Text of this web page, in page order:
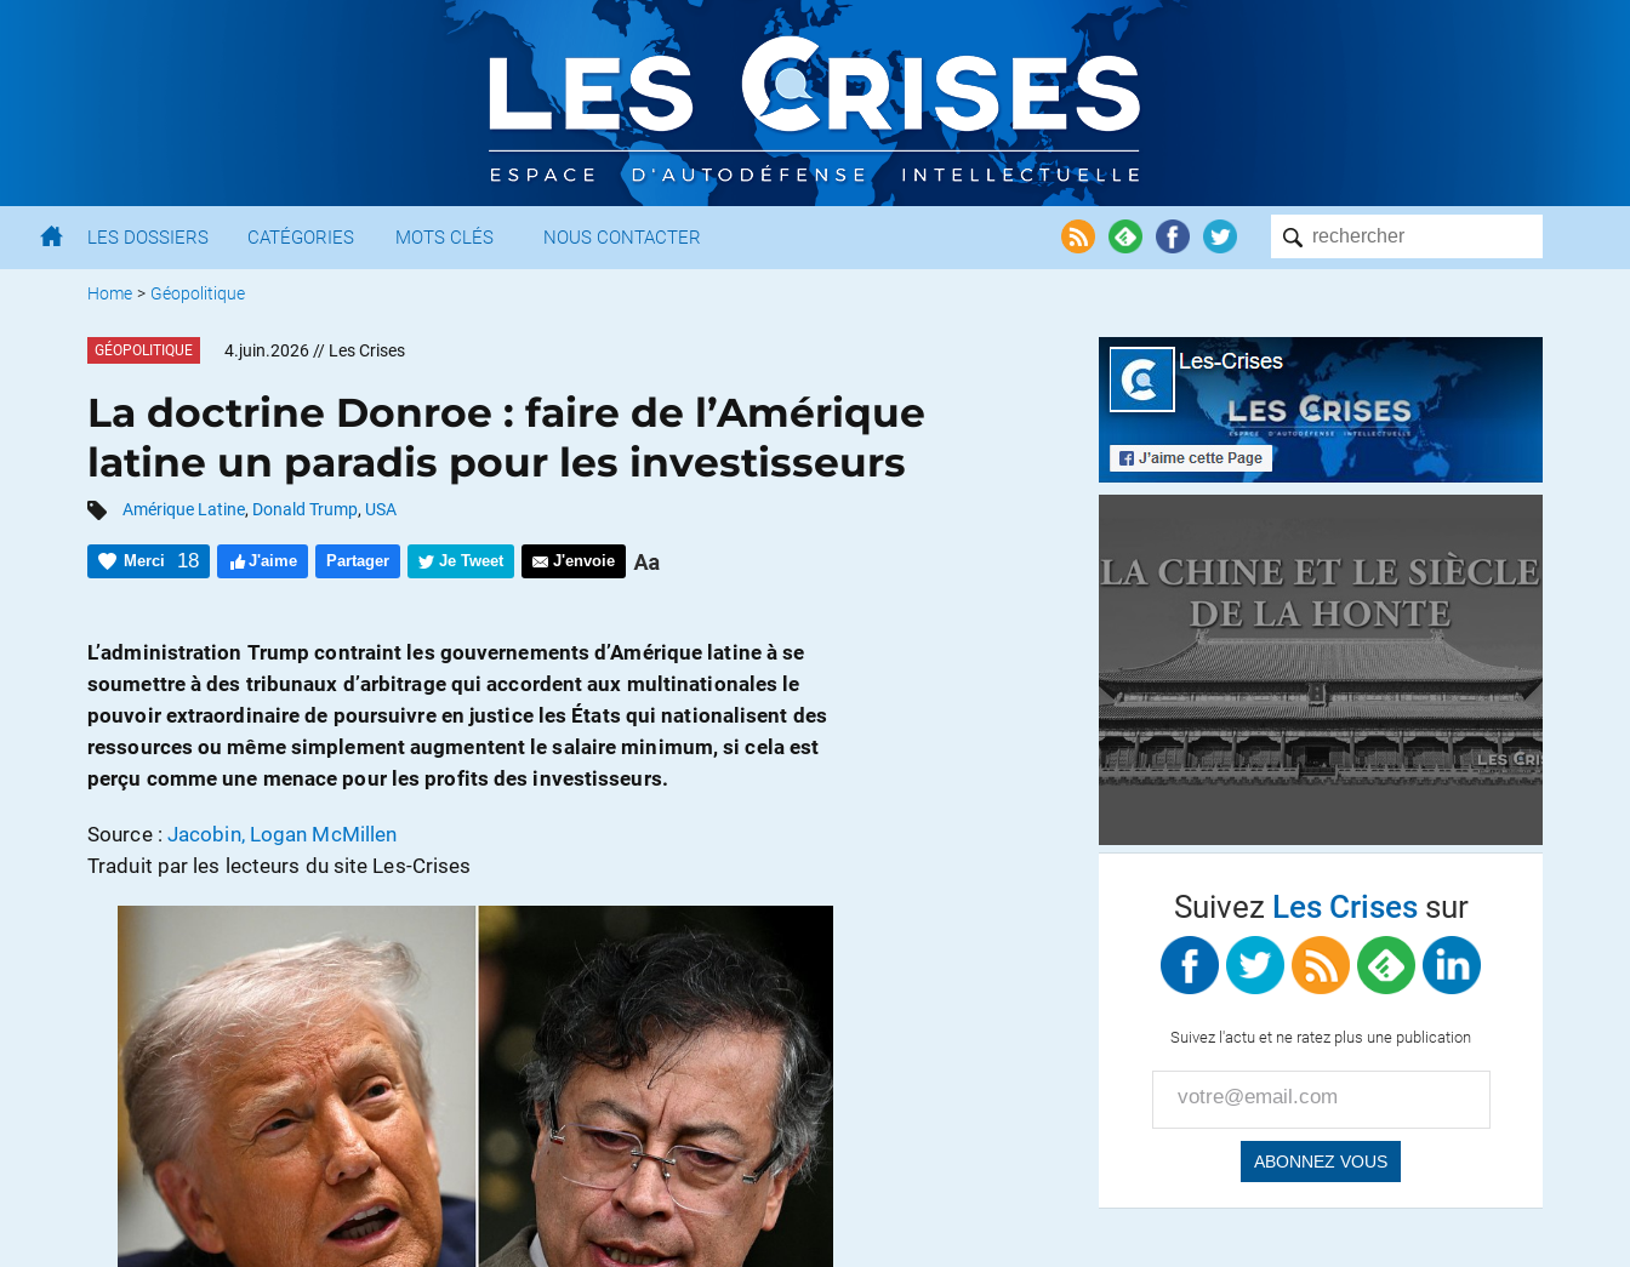
LES DOSSIERS CATÉGORIES MOTS CLÉS NOUS CONTACTER
Home > Géopolitique
GÉOPOLITIQUE 4.juin.2026 // Les Crises
La doctrine Donroe : faire de l’Amérique
latine un paradis pour les investisseurs
Amérique Latine, Donald Trump, USA
Merci 18 J'aime Partager Je Tweet J'envoie
L’administration Trump contraint les gouvernements d’Amérique latine à se
soumettre à des tribunaux d’arbitrage qui accordent aux multinationales le
pouvoir extraordinaire de poursuivre en justice les États qui nationalisent des
ressources ou même simplement augmentent le salaire minimum, si cela est
perçu comme une menace pour les profits des investisseurs.
Source : Jacobin, Logan McMillen
Traduit par les lecteurs du site Les-Crises
Suivez Les Crisessur
Suivez l'actu et ne ratez plus une publication